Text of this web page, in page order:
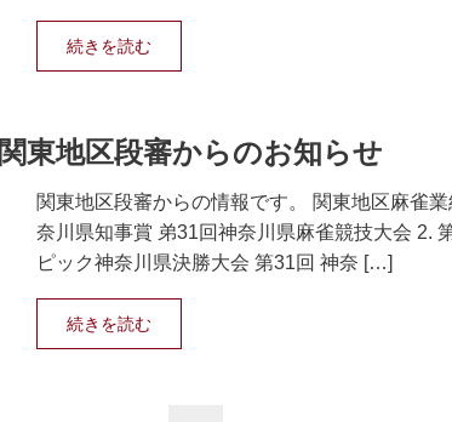
続きを読む
関東地区段審からのお知らせ
関東地区段審からの情報です。 関東地区麻雀
奈川県知事賞 弟31回神奈川県麻雀競技大会 2.
ピック神奈川県決勝大会 第31回 神奈 […]
続きを読む